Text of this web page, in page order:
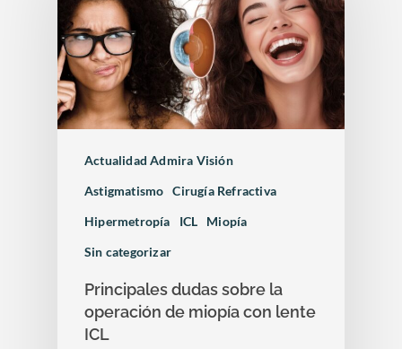
Actualidad Admira Visión
Astigmatismo
Cirugía Refractiva
Hipermetropía
ICL
Miopía
Sin categorizar
Principales dudas sobre la
operación de miopía con lente
ICL